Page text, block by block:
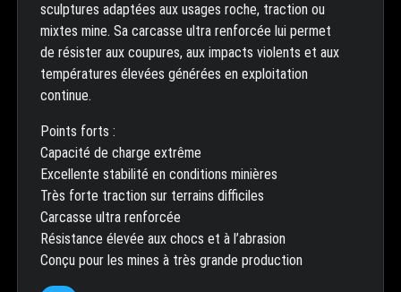
sculptures adaptées aux usages roche, traction ou
mixtes mine. Sa carcasse ultra renforcée lui permet
de résister aux coupures, aux impacts violents et aux
températures élevées générées en exploitation
continue.
Points forts :
Capacité de charge extrême
Excellente stabilité en conditions minières
Très forte traction sur terrains difficiles
Carcasse ultra renforcée
Résistance élevée aux chocs et à l’abrasion
Conçu pour les mines à très grande production